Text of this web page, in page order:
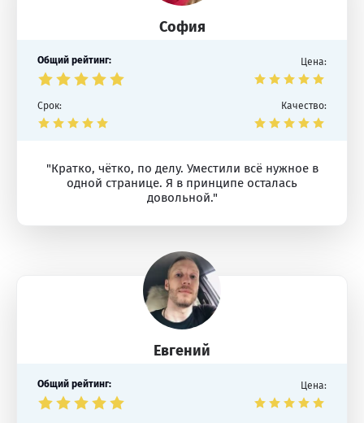
София
Общий рейтинг: Цена:
Срок: Качество:
"Кратко, чётко, по делу. Уместили всё нужное в
одной странице. Я в принципе осталась
довольной."
Евгений
Общий рейтинг: Цена: